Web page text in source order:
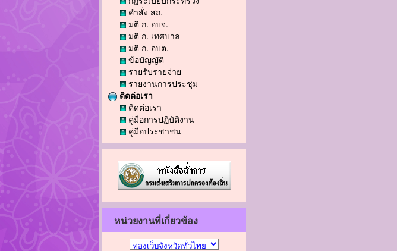
คำสั่ง สถ.
มติ ก. อบจ.
มติ ก. เทศบาล
มติ ก. อบต.
ข้อบัญญัติ
รายรับรายจ่าย
รายงานการประชุม
ติดต่อเรา
ติดต่อเรา
คู่มือการปฏิบัติงาน
คู่มือประชาชน
หน่วยงานที่เกี่ยวข้อง